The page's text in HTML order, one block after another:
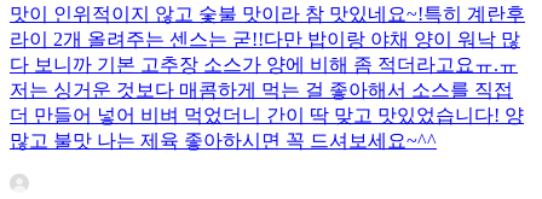
맛이 인위적이지 않고 숯불 맛이라 참 맛있네요~!특히 계란후
라이 2개 올려주는 센스는 굳!! ​다만 밥이랑 야채 양이 워낙 많
다 보니까 기본 고추장 소스가 양에 비해 좀 적더라고요ㅠ.ㅠ
저는 싱거운 것보다 매콤하게 먹는 걸 좋아해서 소스를 직접
더 만들어 넣어 비벼 먹었더니 간이 딱 맞고 맛있었습니다! 양
많고 불맛 나는 제육 좋아하시면 꼭 드셔보세요~^^